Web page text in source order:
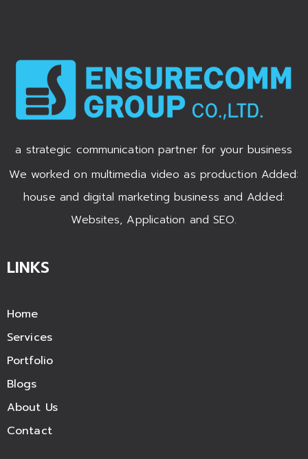
a strategic communication partner for your business
We worked on multimedia video as production Added:
house and digital marketing business and Added:
Websites, Application and SEO.
LINKS
Home
Services
Portfolio
Blogs
About Us
Contact